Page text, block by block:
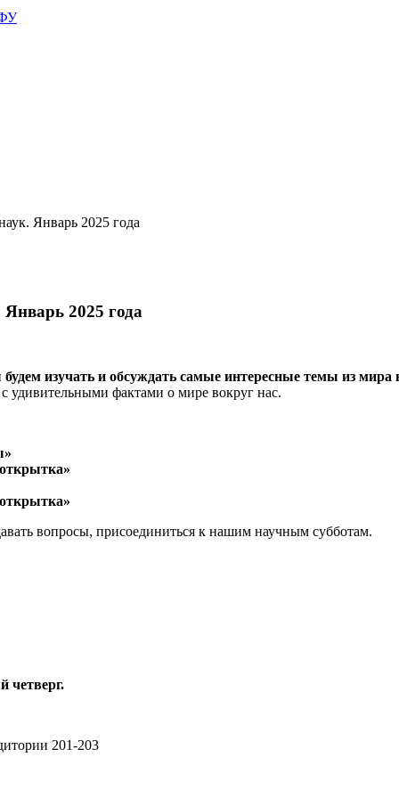
Январь 2025 года
2025 года
изучать и обсуждать самые интересные темы из мира
удивительными фактами о мире вокруг нас.
вопросы, присоединиться к нашим научным субботам.
четверг.
201-203